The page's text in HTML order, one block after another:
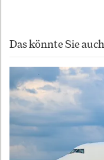
Das könnte Sie